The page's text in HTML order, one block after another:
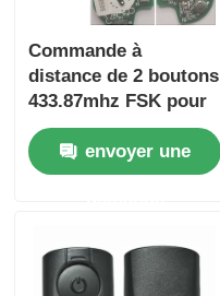
Commande à
distance de 2 boutons
433.87mhz FSK pour
Su-zuki Jim-ny 2005-
2017 Sans puce
37182-A7 Seule
envoyer une